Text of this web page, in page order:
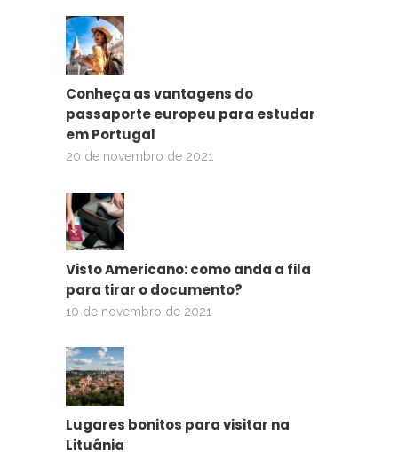
Conheça as vantagens do
passaporte europeu para estudar
em Portugal
20 de novembro de 2021
Visto Americano: como anda a fila
para tirar o documento?
10 de novembro de 2021
Lugares bonitos para visitar na
Lituânia